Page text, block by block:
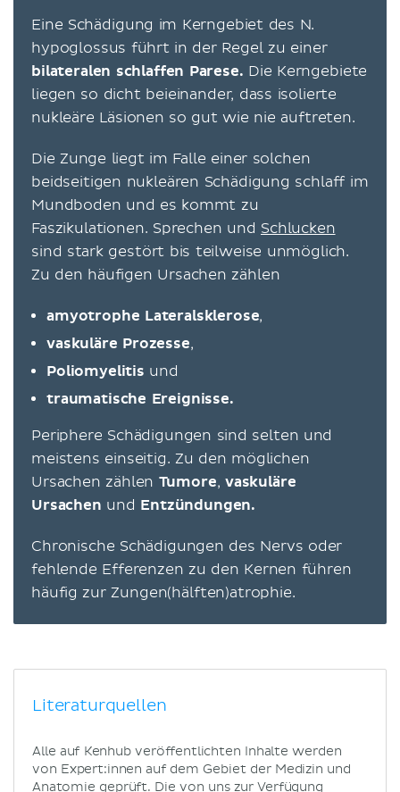
Eine Schädigung im Kerngebiet des N.
hypoglossus führt in der Regel zu einer
bilateralen schlaffen Parese. Die Kerngebiete
liegen so dicht beieinander, dass isolierte
nukleäre Läsionen so gut wie nie auftreten.
Die Zunge liegt im Falle einer solchen
beidseitigen nukleären Schädigung schlaff im
Mundboden und es kommt zu
Faszikulationen. Sprechen und Schlucken
sind stark gestört bis teilweise unmöglich.
Zu den häufigen Ursachen zählen
amyotrophe Lateralsklerose,
vaskuläre Prozesse,
Poliomyelitis und
traumatische Ereignisse.
Periphere Schädigungen sind selten und
meistens einseitig. Zu den möglichen
Ursachen zählen Tumore, vaskuläre
Ursachen und Entzündungen.
Chronische Schädigungen des Nervs oder
fehlende Efferenzen zu den Kernen führen
häufig zur Zungen(hälften)atrophie.
Literaturquellen
Alle auf Kenhub veröffentlichten Inhalte werden
von Expert:innen auf dem Gebiet der Medizin und
Anatomie geprüft. Die von uns zur Verfügung